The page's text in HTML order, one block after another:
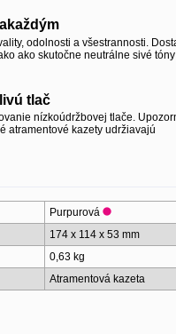
odolnosti a všestrannosti.
ako skutočne neutrálne sivé
tlač
nízkoúdržbovej tlače.
atramentové kazety udržiavajú
Purpurová
174 x 114 x 53 mm
0,63 kg
Atramentová kazeta